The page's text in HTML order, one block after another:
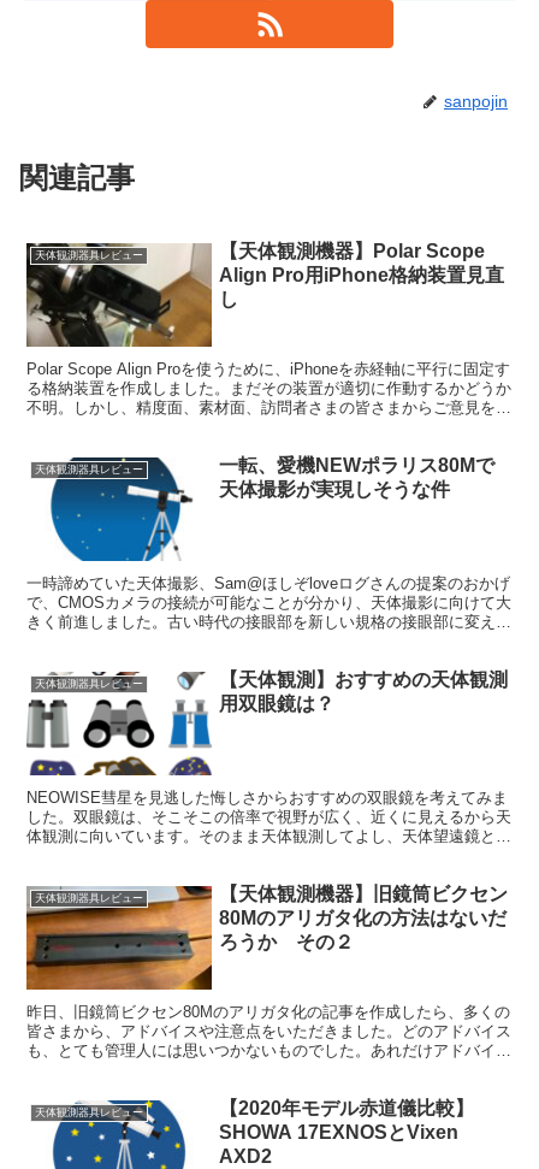
sanpojin
関連記事
天体観測器具レビュー
【天体観測機器】Polar Scope
Align Pro用iPhone格納装置見直
し
Polar Scope Align Proを使うために、iPhoneを赤経軸に平行に固定す
る格納装置を作成しました。まだその装置が適切に作動するかどうか
不明。しかし、精度面、素材面、訪問者さまの皆さまからご意見をい
天体観測器具レビュー
一転、愛機NEWポラリス80Mで
天体撮影が実現しそうな件
一時諦めていた天体撮影、Sam@ほしぞloveログさんの提案のおかげ
で、CMOSカメラの接続が可能なことが分かり、天体撮影に向けて大
きく前進しました。古い時代の接眼部を新しい規格の接眼部に変える
天体観測器具レビュー
【天体観測】おすすめの天体観測
用双眼鏡は？
NEOWISE彗星を見逃した悔しさからおすすめの双眼鏡を考えてみま
した。双眼鏡は、そこそこの倍率で視野が広く、近くに見えるから天
体観測に向いています。そのまま天体観測してよし、天体望遠鏡とセ
天体観測器具レビュー
【天体観測機器】旧鏡筒ビクセン
80Mのアリガタ化の方法はないだ
ろうか その２
昨日、旧鏡筒ビクセン80Mのアリガタ化の記事を作成したら、多くの
皆さまから、アドバイスや注意点をいただきました。どのアドバイス
も、とても管理人には思いつかないものでした。あれだけアドバイス
天体観測器具レビュー
【2020年モデル赤道儀比較】
SHOWA 17EXNOSとVixen
AXD2